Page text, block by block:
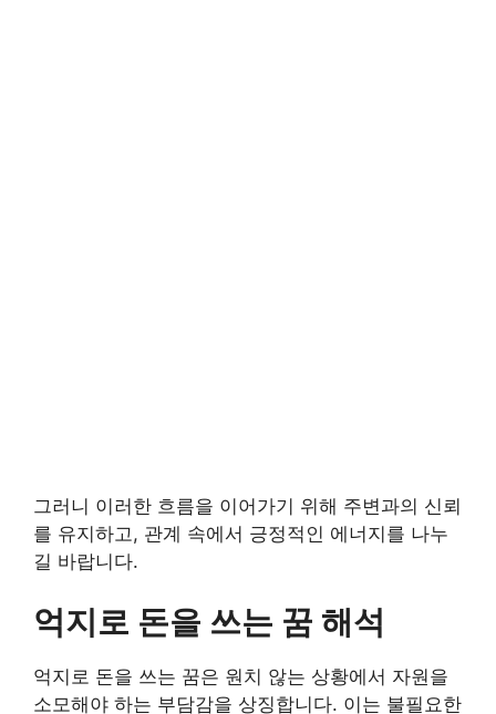
그러니 이러한 흐름을 이어가기 위해 주변과의 신뢰
를 유지하고, 관계 속에서 긍정적인 에너지를 나누
길 바랍니다.
억지로 돈을 쓰는 꿈 해석
억지로 돈을 쓰는 꿈은 원치 않는 상황에서 자원을
소모해야 하는 부담감을 상징합니다. 이는 불필요한